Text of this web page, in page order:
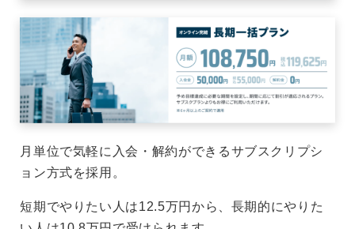
月単位で気軽に入会・解約ができるサブスクリプシ
ョン方式を採用。
短期でやりたい人は12.5万円から、長期的にやりた